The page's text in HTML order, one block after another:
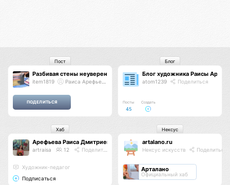
Разбивая стены неуверенности
item1819 Раиса Арефьева
Пост
Блог художника Раисы
atom1239 Поделиться
Посты
45
Создать
Блог
Арефьева Раиса Дмитриевна
artraisa 12 Поделиться
Художник-педагог
Подписаться
Хаб
artalano.ru
Нексус искусств Поделиться
Арталано
Официальный хаб
Нексус